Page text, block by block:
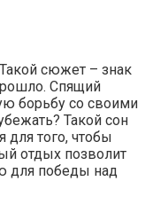
сюжет – знак
Спящий
борьбу со своими
Такой сон
для того, чтобы
отдых позволит
для победы над